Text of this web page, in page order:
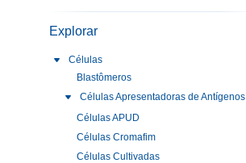
Explorar
Células
Blastômeros
Células Apresentadoras de Antígenos
Células APUD
Células Cromafim
Células Cultivadas